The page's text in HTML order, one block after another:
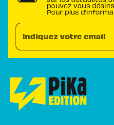
pouvez vous
Pour plus
Indiquez votre email